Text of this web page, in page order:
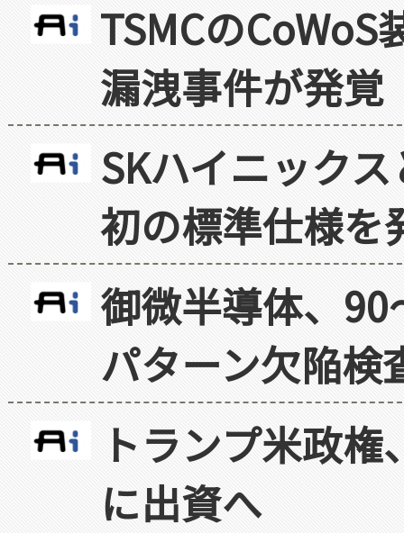
TSMCの
漏洩事件が発覚
SKハイニック
初の標準仕様を
御微半導体、
パターン欠陥検
トランプ米政
に出資へ